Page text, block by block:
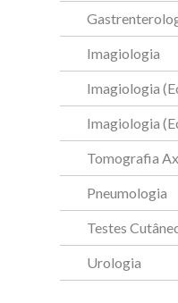
Imagiologia
Imagiologia
Imagiologia
Tomografia
Pneumologia
Testes
Urologia